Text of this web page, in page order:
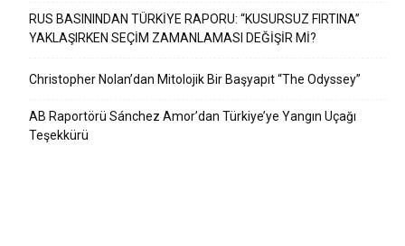
RUS BASININDAN TÜRKİYE RAPORU: “KUSURSUZ FIRTINA”
YAKLAŞIRKEN SEÇİM ZAMANLAMASI DEĞİŞİR Mİ?
Christopher Nolan’dan Mitolojik Bir Başyapıt “The Odyssey”
AB Raportörü Sánchez Amor’dan Türkiye’ye Yangın Uçağı
Teşekkürü